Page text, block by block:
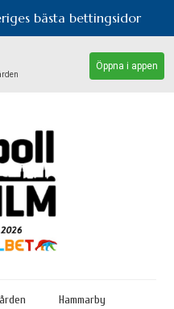
bästa bettingsidor
Öppna i appen
Hammarby